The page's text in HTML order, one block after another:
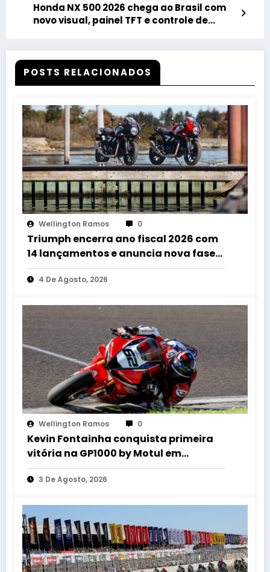
Honda NX 500 2026 chega ao Brasil com
novo visual, painel TFT e controle de
POSTS RELACIONADOS
Wellington Ramos 0
Triumph encerra ano fiscal 2026 com
14 lançamentos e anuncia nova fase
de crescimento no Brasil
4 De Agosto, 2026
Wellington Ramos 0
Kevin Fontainha conquista primeira
vitória na GP1000 by Motul em
chegada histórica no MOTO1000GP de
Cascavel
3 De Agosto, 2026